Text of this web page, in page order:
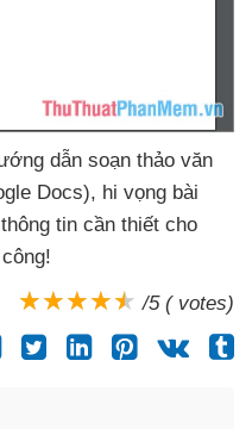
dẫn soạn thảo văn
Docs), hi vọng bài
tin cần thiết cho
/5 ( votes)